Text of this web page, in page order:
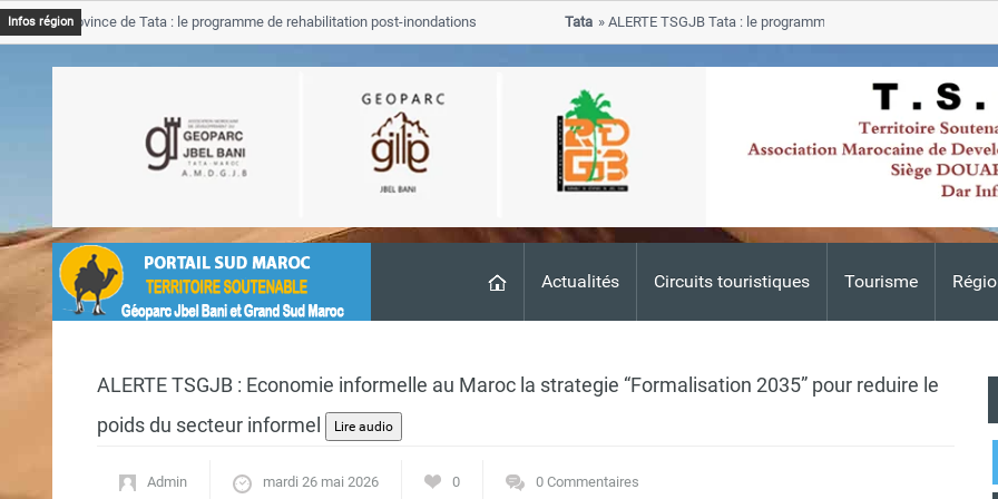
Actualités Circuits touristiques Tourisme
Infos région
Province de Tata : le programme de rehabilitation post-inondations
ALERTE TSGJB Tata : le programme de rehabilitation post-
progresse dans les zones sinistrees
ALERTE TSGJB : Economie informelle au Maroc la strategie “Formalisation 2035” pour reduire le
poids du secteur informel
Admin mardi 26 mai 2026 0 0 Commentaires